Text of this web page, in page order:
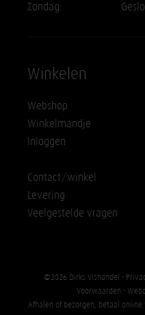
Zondag:
Winkelen
Webshop
Winkelmandje
Inloggen
Contact/winkel
Levering
Veelgestelde vragen
©2026 Dirks Vishandel •
Voorwaarden •
Afhalen of bezorgen, betaal